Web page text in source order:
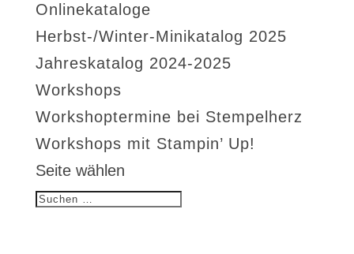
Onlinekataloge
Herbst-/Winter-Minikatalog 2025
Jahreskatalog 2024-2025
Workshops
Workshoptermine bei Stempelherz
Workshops mit Stampin’ Up!
Seite wählen